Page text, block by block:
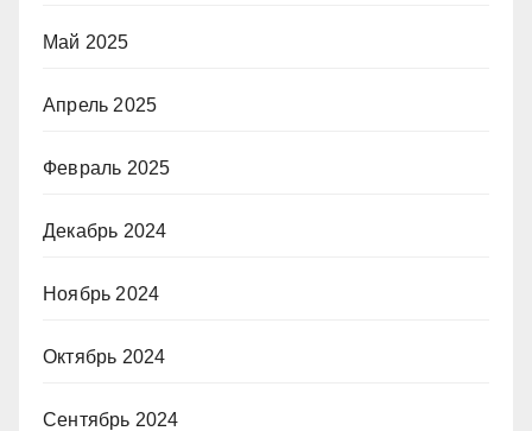
Май 2025
Апрель 2025
Февраль 2025
Декабрь 2024
Ноябрь 2024
Октябрь 2024
Сентябрь 2024